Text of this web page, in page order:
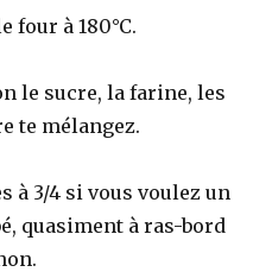
four à 180°C.
le sucre, la farine, les
te mélangez.
à 3/4 si vous voulez un
quasiment à ras-bord